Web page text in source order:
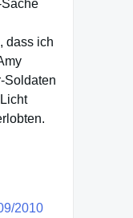
dass ich
Soldaten
2010